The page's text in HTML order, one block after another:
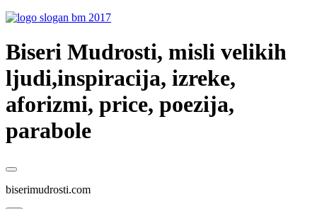
Biseri Mudrosti, misli velikih
ljudi,inspiracija, izreke,
aforizmi, price, poezija,
parabole
biserimudrosti.com